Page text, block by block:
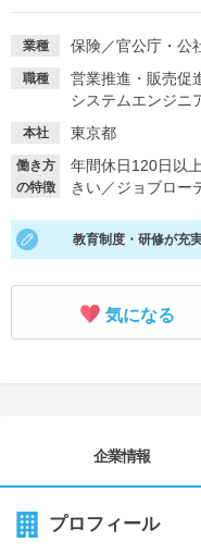
イベントを探す
就活ノウハウ・サ
就活ノウハウが満載！
適職診断
あなたに合う仕事を診断！
業種 保険／官公庁・公
職種 営業推進・販売促
システムエンジニ
本社 東京都
働き方
の特徴
年間休日120日以上
きい／ジョブロー
教育制度・研修が充
気になる
企業情報
プロフィール